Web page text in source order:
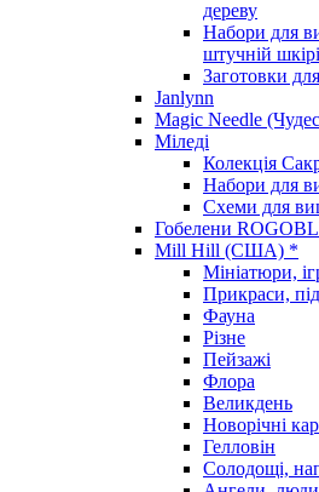
дереву
Набори для
штучній шкірі
Заготовки
Janlynn
Magic Needle
Міледі
Колекція
Набори для
Схеми для
Гобелени
Mill Hill (США) *
Мініатюри,
Прикраси,
Фауна
Різне
Пейзажі
Флора
Великдень
Новорічні
Гелловін
Солодощі,